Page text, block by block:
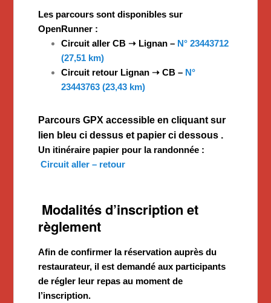
Les parcours sont disponibles sur
OpenRunner :
Circuit aller CB ➝ Lignan – N° 23443712
(27,51 km)
Circuit retour Lignan ➝ CB – N°
23443763 (23,43 km)
Parcours GPX accessible en cliquant sur
lien bleu ci dessus et papier ci dessous .
Un itinéraire papier pour la randonnée :
Circuit aller – retour
Modalités d’inscription et
règlement
Afin de confirmer la réservation auprès du
restaurateur, il est demandé aux participants
de régler leur repas au moment de
l’inscription.